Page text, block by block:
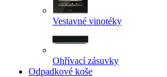
Vestavné vinotéky
Ohřívací zásuvky
Odpadkové koše